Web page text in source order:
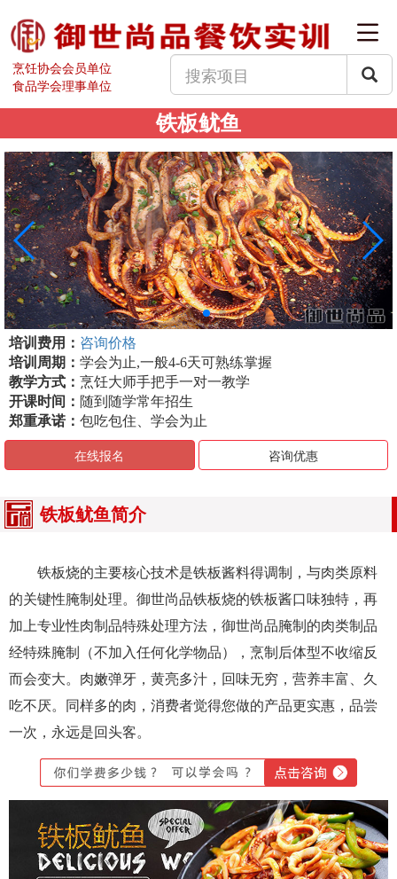
烹饪协会会员单位
食品学会理事单位
铁板鱿鱼
培训费用： 咨询价格
培训周期： 学会为止,一般4-6天可熟练掌握
教学方式： 烹饪大师手把手一对一教学
开课时间： 随到随学常年招生
郑重承诺： 包吃包住、学会为止
在线报名 咨询优惠
铁板鱿鱼简介
铁板烧的主要核心技术是铁板酱料得调制，与肉类原料
的关键性腌制处理。御世尚品铁板烧的铁板酱口味独特，再
加上专业性肉制品特殊处理方法，御世尚品腌制的肉类制品
经特殊腌制（不加入任何化学物品），烹制后体型不收缩反
而会变大。肉嫩弹牙，黄亮多汁，回味无穷，营养丰富、久
吃不厌。同样多的肉，消费者觉得您做的产品更实惠，品尝
一次，永远是回头客。